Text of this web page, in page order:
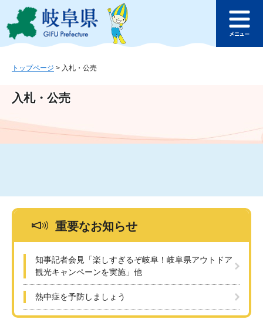
ジ
ュ
文
このページの本文へ
ュ
トップページ > 入札・公売
入札・公売
重要なお知らせ
知事記者会見「楽しすぎるぞ岐阜！岐阜県アウトドア
観光キャンペーンを実施」他
熱中症を予防しましょう